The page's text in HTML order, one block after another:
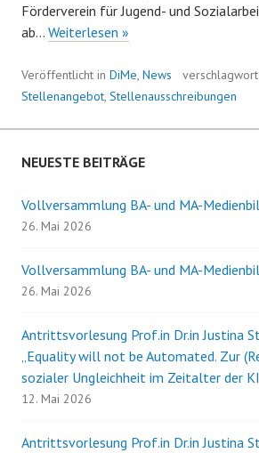
Förderverein für Jugend- und
ab… Weiterlesen »
Veröffentlicht in DiMe, News
Stellenangebot, Stellenausschreibungen
NEUESTE BEITRÄGE
Vollversammlung BA- und MA-
26. Mai 2026
Vollversammlung BA- und MA-
26. Mai 2026
Antrittsvorlesung Prof.in Dr.in Justina
„Equality will not be Automated. Zur
sozialer Ungleichheit im Zeitalter der
12. Mai 2026
Antrittsvorlesung Prof.in Dr.in Justina